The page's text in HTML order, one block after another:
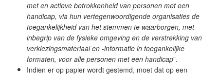
met en actieve betrokkenheid van personen met een
handicap, via hun vertegenwoordigende organisaties de
toegankelijkheid van het stemmen te waarborgen, met
inbegrip van de fysieke omgeving en de verstrekking van
verkiezingsmateriaal en -informatie in toegankelijke
formaten, voor alle personen met een handicap”.
Indien er op papier wordt gestemd, moet dat op een